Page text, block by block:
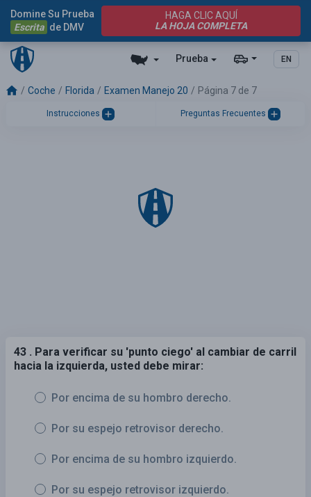
Prueba EN
Domine Su Prueba
Escrita de DMV
HAGA CLIC AQUÍ
LA HOJA COMPLETA
Coche Florida Examen Manejo 20 Página 7 de 7
Instrucciones Preguntas Frecuentes
43 . Para verificar su 'punto ciego' al cambiar de carril
hacia la izquierda, usted debe mirar:
Por encima de su hombro derecho.
Por su espejo retrovisor derecho.
Por encima de su hombro izquierdo.
Por su espejo retrovisor izquierdo.